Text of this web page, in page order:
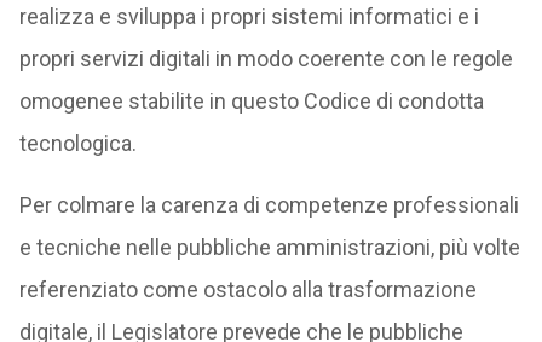
realizza e sviluppa i propri sistemi informatici e i
propri servizi digitali in modo coerente con le regole
omogenee stabilite in questo Codice di condotta
tecnologica.
Per colmare la carenza di competenze professionali
e tecniche nelle pubbliche amministrazioni, più volte
referenziato come ostacolo alla trasformazione
digitale, il Legislatore prevede che le pubbliche